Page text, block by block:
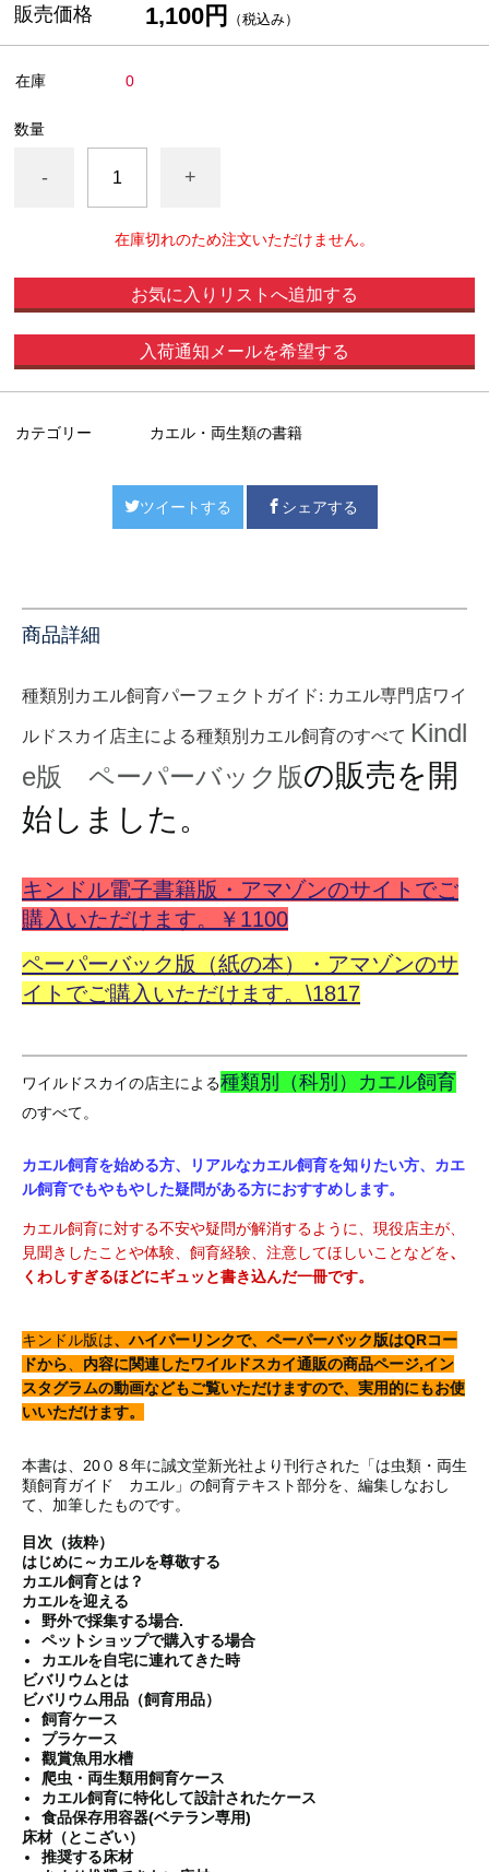
販売価格 1,100円 （税込み）
在庫 0
数量
- +
在庫切れのため注文いただけません。
お気に入りリストへ追加する
入荷通知メールを希望する
カテゴリー カエル・両生類の書籍
ツイートする シェアする
商品詳細
種類別カエル飼育パーフェクトガイド: カエル専門店ワイ
ルドスカイ店主による種類別カエル飼育のすべて Kindl
e版 ペーパーバック版の販売を開
始しました。
キンドル電子書籍版・アマゾンのサイトでご
購入いただけます。￥1100
ペーパーバック版（紙の本）・アマゾンのサ
イトでご購入いただけます。\1817
ワイルドスカイの店主による種類別（科別）カエル飼育
のすべて。
カエル飼育を始める方、リアルなカエル飼育を知りたい方、カエ
ル飼育でもやもやした疑問がある方におすすめします。
カエル飼育に対する不安や疑問が解消するように、現役店主が、
見聞きしたことや体験、飼育経験、注意してほしいことなどを、
くわしすぎるほどにギュッと書き込んだ一冊です。
キンドル版は、ハイパーリンクで、ペーパーバック版はQRコー
ドから
内容に関連したワイルドスカイ通販の商品ページ,イン
スタグラムの動画などもご覧いただけますので、実用的にもお使
いいただけます。
本書は、20０８年に誠文堂新光社より刊行された「は虫類・両生
類飼育ガイド カエル」の飼育テキスト部分を、編集しなおし
て、加筆したものです。
目次（抜粋）
はじめに～カエルを尊敬する
カエル飼育とは？
カエルを迎える
野外で採集する場合.
ペットショップで購入する場合
カエルを自宅に連れてきた時
ビバリウムとは
ビバリウム用品（飼育用品）
飼育ケース
プラケース
觀賞魚用水槽
爬虫・両生類用飼育ケース
カエル飼育に特化して設計されたケース
食品保存用容器(ベテラン専用)
床材（とこざい）
推奨する床材